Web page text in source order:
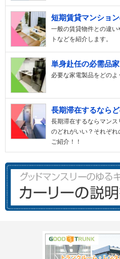
短期賃貸マンショ
一般の賃貸物件との違
トなどを紹介します。
単身赴任の必需品
必要な家電製品をどのよ
長期滞在するなら
長期滞在するならマン
のどれがいい？それぞ
ご紹介！！